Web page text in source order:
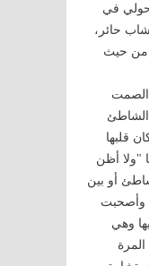
في
حائر،
من حيث
قلبها
"ولا أظن
أو بين
وأصحبت
وهي